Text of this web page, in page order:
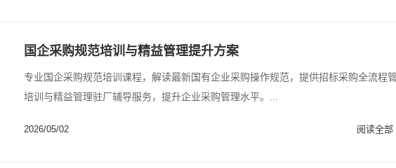
国企采购规范培训与精益管理提升方案
专业国企采购规范培训课程，解读最新国有企业采购操作规范，提供招标采购全流程
培训与精益管理驻厂辅导服务，提升企业采购管理水平。...
2026/05/02 阅读全部